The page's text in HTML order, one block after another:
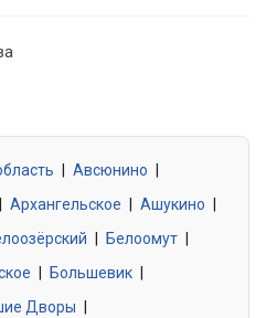
обязательств
Авсюнино
Архангельское Ашукино
Белоомут
Большевик
Дворы